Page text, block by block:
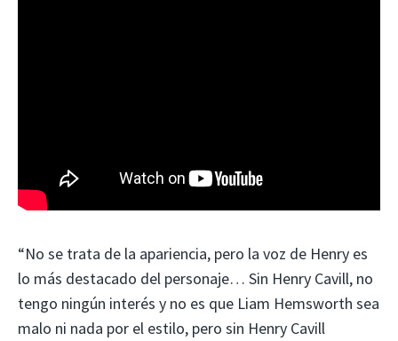
“No se trata de la apariencia, pero la voz de Henry es
lo más destacado del personaje… Sin Henry Cavill, no
tengo ningún interés y no es que Liam Hemsworth sea
malo ni nada por el estilo, pero sin Henry Cavill